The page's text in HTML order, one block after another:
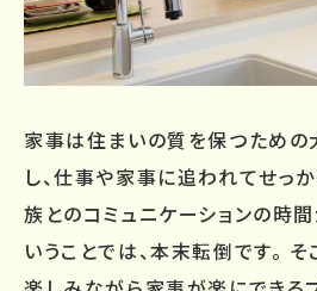
家事は住まいの質を保つための
し、仕事や家事に追われてせっ
族とのコミュニケーションの時
いうことでは、本末転倒です。